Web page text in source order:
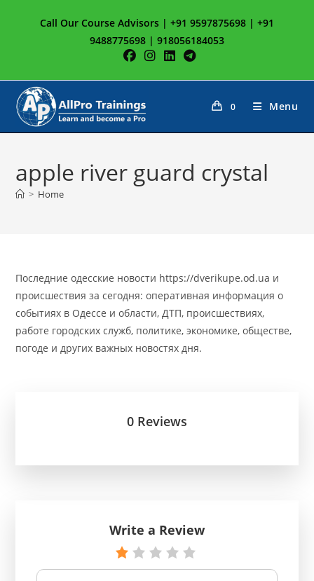
Call Our Course Advisors | +91 9597875698 | +91
9488775698 | 918056184053
0 Menu
apple river guard crystal
> Home
Последние одесские новости https://dverikupe.od.ua и
происшествия за сегодня: оперативная информация о
событиях в Одессе и области, ДТП, происшествиях,
работе городских служб, политике, экономике, обществе,
погоде и других важных новостях дня.
0 Reviews
Write a Review